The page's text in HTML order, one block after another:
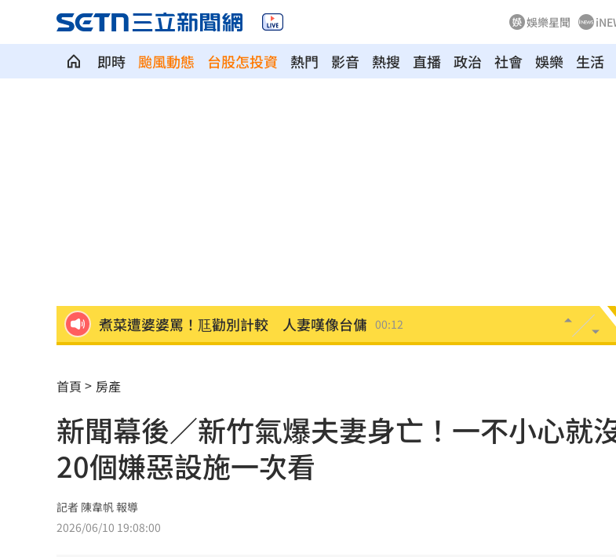
娛樂星聞
即時 颱風動態 台股怎投資 熱門 影音 熱搜 直播 政治 社會 娛樂 生活
新／白海豚近北部海面！氣象署發豪雨特報 00:01
俄軍空襲烏克蘭首都基輔及周邊 4人喪命
費仔確定成自由球員 下一步動向引人關注 23:50
米蘭達離婚奧蘭多布魯13年！罕談前夫互動
美制裁杜拜加密幣交所！控助伊朗革命衛隊
首頁 房產
新聞幕後／新竹氣爆夫妻身亡！一不小心
20個嫌惡設施一次看
記者 陳韋帆 報導
2026/06/10 19:08:00